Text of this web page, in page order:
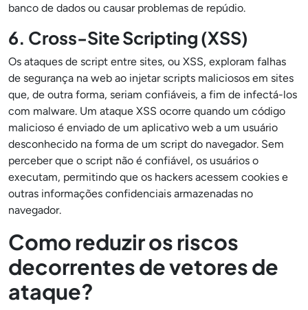
banco de dados ou causar problemas de repúdio.
6. Cross-Site Scripting (XSS)
Os ataques de script entre sites, ou XSS, exploram falhas
de segurança na web ao injetar scripts maliciosos em sites
que, de outra forma, seriam confiáveis, a fim de infectá-los
com malware. Um ataque XSS ocorre quando um código
malicioso é enviado de um aplicativo web a um usuário
desconhecido na forma de um script do navegador. Sem
perceber que o script não é confiável, os usuários o
executam, permitindo que os hackers acessem cookies e
outras informações confidenciais armazenadas no
navegador.
Como reduzir os riscos
decorrentes de vetores de
ataque?